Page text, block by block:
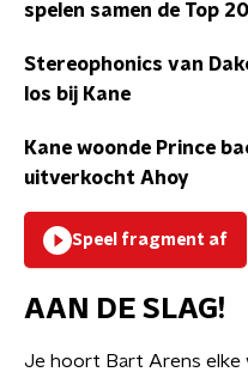
spelen samen de Top
Stereophonics van
los bij Kane
Kane woonde Prince
uitverkocht Ahoy
Speel fragment af
AAN DE SLAG!
Je hoort Bart Arens